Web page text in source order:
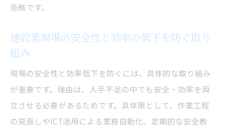
急務です。
建設業現場の安全性と効率の低下を防ぐ取り
組み
現場の安全性と効率低下を防ぐには、具体的な取り組み
が重要です。理由は、人手不足の中でも安全・効率を両
立させる必要があるためです。具体策として、作業工程
の見直しやICT活用による業務自動化、定期的な安全教